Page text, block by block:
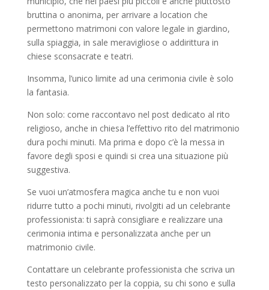
bruttina o anonima, per arrivare a location che
permettono matrimoni con valore legale in giardino,
sulla spiaggia, in sale meravigliose o addirittura in
chiese sconsacrate e teatri.
Insomma, l’unico limite ad una cerimonia civile è solo
la fantasia.
Non solo: come raccontavo nel post dedicato al rito
religioso, anche in chiesa l’effettivo rito del matrimonio
dura pochi minuti. Ma prima e dopo c’è la messa in
favore degli sposi e quindi si crea una situazione più
suggestiva.
Se vuoi un’atmosfera magica anche tu e non vuoi
ridurre tutto a pochi minuti, rivolgiti ad un celebrante
professionista: ti saprà consigliare e realizzare una
cerimonia intima e personalizzata anche per un
matrimonio civile.
Contattare un celebrante professionista che scriva un
testo personalizzato per la coppia, su chi sono e sulla